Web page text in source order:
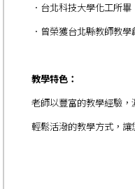
．台北科技大學化工所畢
．曾榮獲台北縣教師教
教學特色：
老師以豐富的教學經驗
輕鬆活潑的教學方式，讓